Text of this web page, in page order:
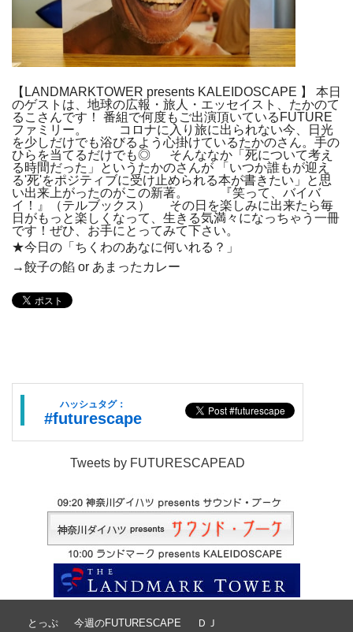
【LANDMARKTOWER presents KALEIDOSCAPE 】 本日
のゲストは、地球の広報・旅人・エッセイスト、たかのて
るこさんです！ 番組で何度もご出演頂いているFUTURE
ファミリー。 コロナに入り旅に出られない今、日光
を少しだけでも浴びるよう心掛けているたかのさん。手の
ひらを当てるだけでも◎ そんななか「死について考え
る時間だった」というたかのさんが 「いつか誰もが迎え
る'死'をポジティブに受け止められる本が書きたい」と思
い出来上がったのがこの新著。 『笑って、バイバ
イ！』（テルブックス） その日を楽しみに出来たら毎
日がもっと楽しくなって、生きる気満々になっちゃう一冊
です！ぜひ、お手にとってみて下さい。
★今日の「ちくわのあなに何いれる？」
→餃子の餡 or あまったカレー
ハッシュタグ：
#futurescape
Tweets by FUTURESCAPEAD
とっぷ 今週のFUTURESCAPE ＤＪ